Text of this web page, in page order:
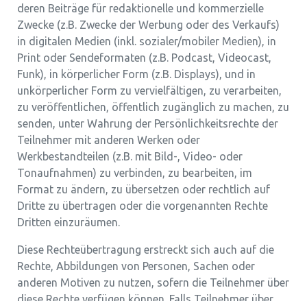
deren Beiträge für redaktionelle und kommerzielle
Zwecke (z.B. Zwecke der Werbung oder des Verkaufs)
in digitalen Medien (inkl. sozialer/mobiler Medien), in
Print oder Sendeformaten (z.B. Podcast, Videocast,
Funk), in körperlicher Form (z.B. Displays), und in
unkörperlicher Form zu vervielfältigen, zu verarbeiten,
zu veröffentlichen, öffentlich zugänglich zu machen, zu
senden, unter Wahrung der Persönlichkeitsrechte der
Teilnehmer mit anderen Werken oder
Werkbestandteilen (z.B. mit Bild-, Video- oder
Tonaufnahmen) zu verbinden, zu bearbeiten, im
Format zu ändern, zu übersetzen oder rechtlich auf
Dritte zu übertragen oder die vorgenannten Rechte
Dritten einzuräumen.
Diese Rechteübertragung erstreckt sich auch auf die
Rechte, Abbildungen von Personen, Sachen oder
anderen Motiven zu nutzen, sofern die Teilnehmer über